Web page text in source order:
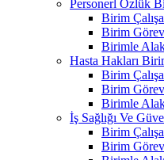
Personerl Özlük
Birim
Birim
Birimle
Hasta Hakları
Birim
Birim
Birimle
İş Sağlığı Ve
Birim
Birim